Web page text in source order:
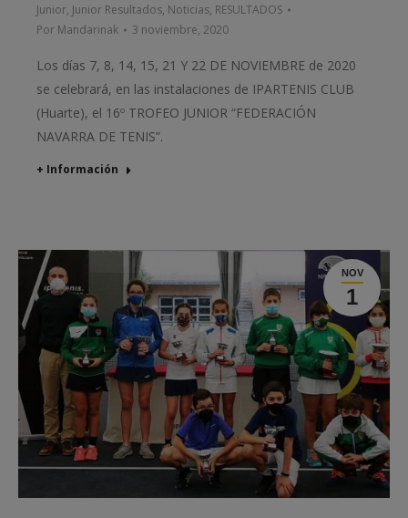
Junior, Junior Resultados, Noticias, RESULTADOS
Por Mandarinak 3 noviembre, 2020
Los días 7, 8, 14, 15, 21 Y 22 DE NOVIEMBRE de 2020
se celebrará, en las instalaciones de IPARTENIS CLUB
(Huarte), el 16º TROFEO JUNIOR “FEDERACIÓN
NAVARRA DE TENIS”.
+ Información
NOV
1